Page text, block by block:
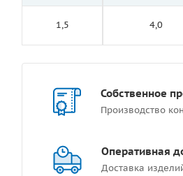
1,5 4,0
Собственное
Производство
Оперативная
Доставка